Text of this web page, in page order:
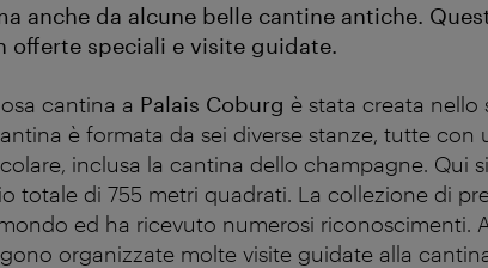
anche da alcune belle cantine antiche.
offerte speciali e visite guidate.
cantina a Palais Coburg è stata creata nello
è formata da sei diverse stanze, tutte con
inclusa la cantina dello champagne. Qui
totale di 755 metri quadrati. La collezione di
ed ha ricevuto numerosi riconoscimenti.
organizzate molte visite guidate alla